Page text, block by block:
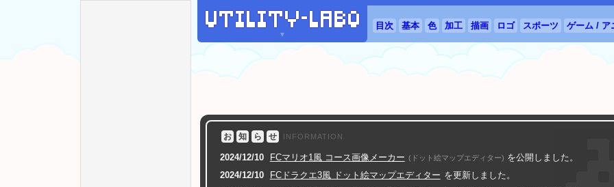
▼
目次 基本 色 加工 描画 ロゴ スポーツ ゲーム / ア
お 知 ら せ INFORMATION
2024/12/10 FCマリオ1風 コース画像メーカー (ドット絵マップエディター) を公開しました。
2024/12/10
FCドラクエ3風 ドット絵マップエディター を更新しました。